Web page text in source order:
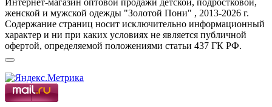
женской и мужской одежды "Золотой Пони" , 2013-2026 г.
Содержание страниц носит исключительно информационный
характер и ни при каких условиях не является публичной
офертой, определяемой положениями статьи 437 ГК РФ.